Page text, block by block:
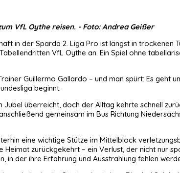
VfL Oythe reisen. - Foto: Andrea Geißer
in der Sparda 2. Liga Pro ist längst in
VfL Oythe an. Ein Spiel ohne
Guillermo Gallardo – und man spürt: Es geht
beginnt.
überreicht, doch der Alltag kehrte schnell
gemeinsam im Bus Richtung
eine wichtige Stütze im Mittelblock
zurückgekehrt – ein Verlust, der nicht nur
der ihre Erfahrung und Ausstrahlung fehlen